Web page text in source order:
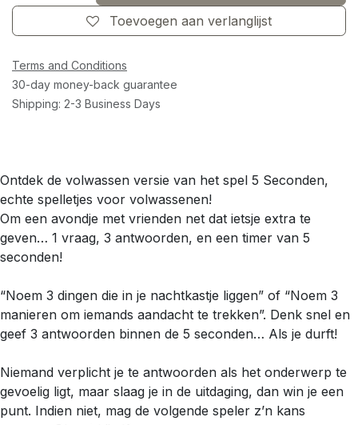
Toevoegen aan verlanglijst
Terms and Conditions
30-day money-back guarantee
Shipping: 2-3 Business Days
Ontdek de volwassen versie van het spel 5 Seconden,
echte spelletjes voor volwassenen!
Om een avondje met vrienden net dat ietsje extra te
geven… 1 vraag, 3 antwoorden, en een timer van 5
seconden!
“Noem 3 dingen die in je nachtkastje liggen” of “Noem 3
manieren om iemands aandacht te trekken”. Denk snel en
geef 3 antwoorden binnen de 5 seconden… Als je durft!
Niemand verplicht je te antwoorden als het onderwerp te
gevoelig ligt, maar slaag je in de uitdaging, dan win je een
punt. Indien niet, mag de volgende speler z’n kans